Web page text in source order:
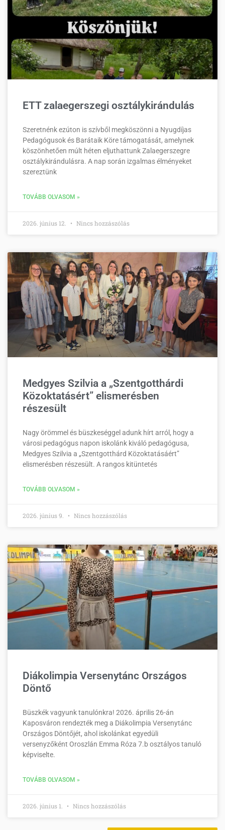
ETT zalaegerszegi osztálykirándulás
Szeretnénk ezúton is szívből megköszönni a Nyugdíjas
Pedagógusok és Barátaik Köre támogatását, amelynek
köszönhetően múlt héten eljuthattunk Zalaegerszegre
osztálykirándulásra. A nap során izgalmas élményeket
szereztünk
TOVÁBB OLVASOM »
2026. június 12. Nincs hozzászólás
Medgyes Szilvia a „Szentgotthárdi
Közoktatásért” elismerésben
részesült
Nagy örömmel és büszkeséggel adunk hírt arról, hogy a
városi pedagógus napon iskolánk kiváló pedagógusa,
Medgyes Szilvia a „Szentgotthárd Közoktatásáért”
elismerésben részesült. A rangos kitüntetés
TOVÁBB OLVASOM »
2026. június 9. Nincs hozzászólás
Diákolimpia Versenytánc Országos
Döntő
Büszkék vagyunk tanulónkra! 2026. április 26-án
Kaposváron rendezték meg a Diákolimpia Versenytánc
Országos Döntőjét, ahol iskolánkat egyedüli
versenyzőként Oroszlán Emma Róza 7.b osztályos tanuló
képviselte.
TOVÁBB OLVASOM »
2026. június 1. Nincs hozzászólás